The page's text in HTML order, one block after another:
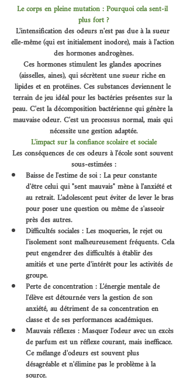
Le corps en pleine mutation : Pourquoi cela sent-il
plus fort ?
L'intensification des odeurs n'est pas due à la sueur
elle-même (qui est initialement inodore), mais à l'action
des hormones androgènes.
Ces hormones stimulent les glandes apocrines
(aisselles, aines), qui sécrètent une sueur riche en
lipides et en protéines. Ces substances deviennent le
terrain de jeu idéal pour les bactéries présentes sur la
peau. C'est la décomposition bactérienne qui génère la
mauvaise odeur. C'est un processus normal, mais qui
nécessite une gestion adaptée.
L'impact sur la confiance scolaire et sociale
Les conséquences de ces odeurs à l'école sont souvent
sous-estimées :
Baisse de l'estime de soi : La peur constante
d'être celui qui "sent mauvais" mène à l'anxiété et
au retrait. L'adolescent peut éviter de lever le bras
pour poser une question ou même de s'asseoir
près des autres.
Difficultés sociales : Les moqueries, le rejet ou
l'isolement sont malheureusement fréquents. Cela
peut engendrer des difficultés à établir des
amitiés et une perte d'intérêt pour les activités de
groupe.
Perte de concentration : L'énergie mentale de
l'élève est détournée vers la gestion de son
anxiété, au détriment de sa concentration en
classe et de ses performances académiques.
Mauvais réflexes : Masquer l'odeur avec un excès
de parfum est un réflexe courant, mais inefficace.
Ce mélange d'odeurs est souvent plus
désagréable et n'élimine pas le problème à la
source.